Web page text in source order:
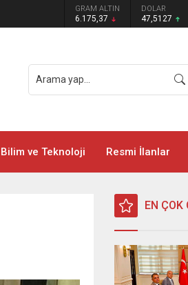
GRAM ALTIN
6.175,37
DOLAR
47,5127
Bilim ve Teknoloji Resmi İlanlar
EN ÇOK